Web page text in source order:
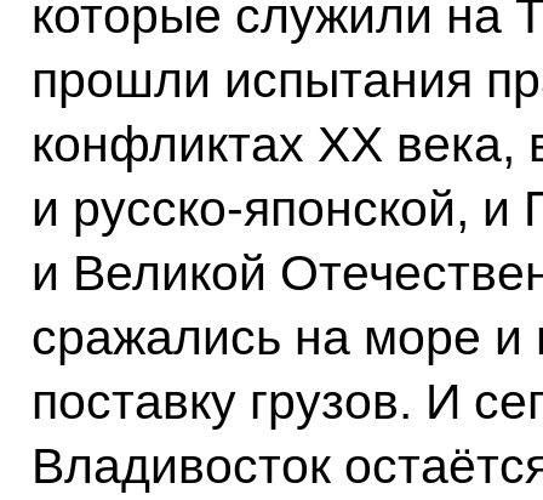
которые служили на
прошли испытания
конфликтах ХХ века,
и русско-японской,
и Великой
сражались на море и
поставку грузов. И
Владивосток